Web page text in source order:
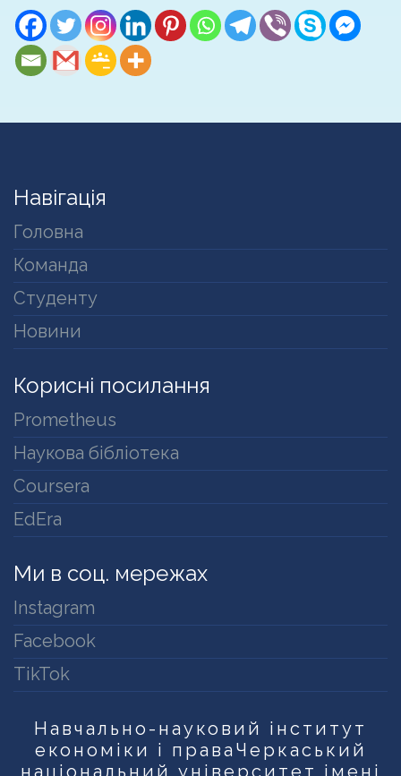
Навігація
Головна
Команда
Студенту
Новини
Корисні посилання
Prometheus
Наукова бібліотека
Coursera
EdEra
Ми в соц. мережах
Instagram
Facebook
TikTok
Навчально-науковий інститут
економіки і права Черкаський
національний університет імені